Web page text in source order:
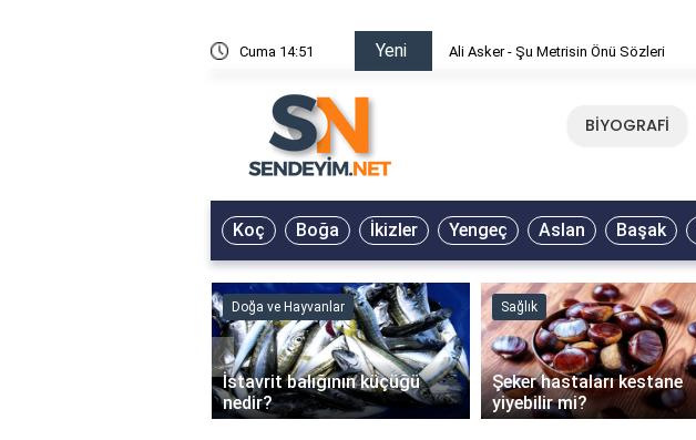
Cuma 14:51 Yeni Ali Asker - Şu Metrisin Önü Sözleri
BİYOGRAFİ
Koç Boğa İkizler Yengeç Aslan Başak
Doğa ve Hayvanlar
İstavrit balığının küçüğü
nedir?
Sağlık
Şeker hastaları kestane
yiyebilir mi?
‹